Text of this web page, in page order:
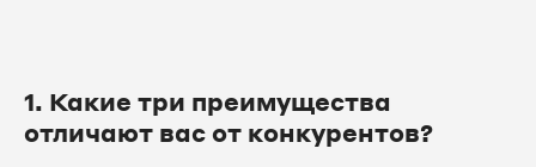
1. Какие три преимущества
отличают вас от конкурентов?